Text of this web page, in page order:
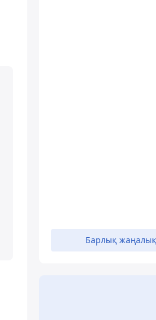
Барлық